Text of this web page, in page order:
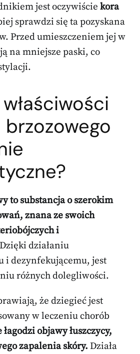
jest oczywiście kora
sprawdzi się ta pozyskana
Przed umieszczeniem jej w
na mniejsze paski, co
to substancja o szerokim
znana ze swoich
i
Dzięki działaniu
i dezynfekującemu, jest
różnych dolegliwości.
że dziegieć jest
w leczeniu chorób
objawy łuszczycy,
zapalenia skóry. Działa